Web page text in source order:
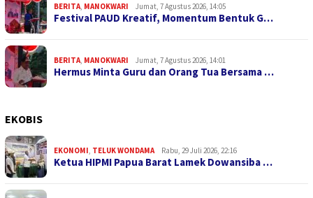
BERITA MANOKWARI Jumat, 7 Agustus 2026, 14:05
Festival PAUD Kreatif, Momentum Bentuk G…
BERITA MANOKWARI Jumat, 7 Agustus 2026, 14:01
Hermus Minta Guru dan Orang Tua Bersama …
EKOBIS
EKONOMI TELUK WONDAMA Rabu, 29 Juli 2026, 22:16
Ketua HIPMI Papua Barat Lamek Dowansiba …